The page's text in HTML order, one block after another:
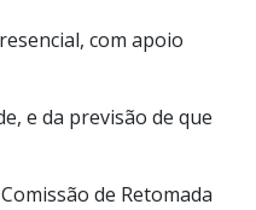
com apoio
e da previsão de que
de Retomada